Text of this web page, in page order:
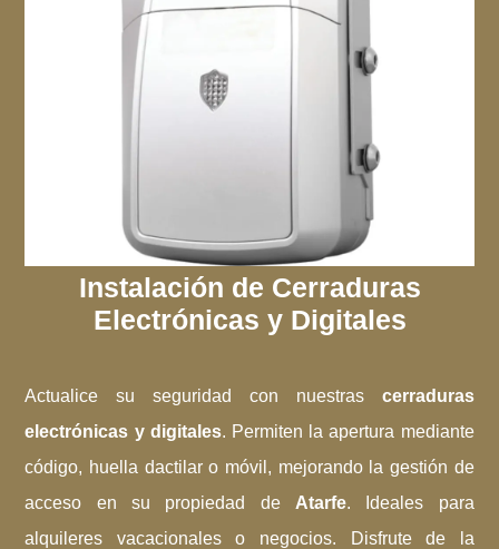
Instalación de Cerraduras
Electrónicas y Digitales
Actualice su seguridad con nuestras cerraduras
electrónicas y digitales. Permiten la apertura mediante
código, huella dactilar o móvil, mejorando la gestión de
acceso en su propiedad de Atarfe. Ideales para
alquileres vacacionales o negocios. Disfrute de la